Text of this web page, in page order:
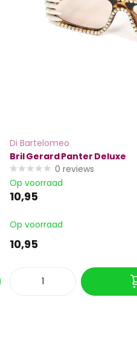
Di Bartelomeo
Bril Gerard Panter Deluxe
0 reviews
Op voorraad
10,95
Op voorraad
10,95